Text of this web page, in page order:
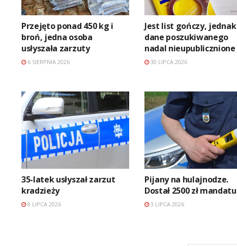
Przejęto ponad 450 kg i
broń, jedna osoba
usłyszała zarzuty
6 SIERPNIA 2026
Jest list gończy, jednak
dane poszukiwanego
nadal nieupublicznione
30 LIPCA 2026
35-latek usłyszał zarzut
kradzieży
8 LIPCA 2026
Pijany na hulajnodze.
Dostał 2500 zł mandatu
3 LIPCA 2026